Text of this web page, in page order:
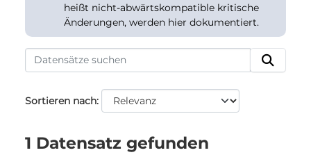
heißt nicht-abwärtskompatible kritische
Änderungen, werden hier dokumentiert.
Sortieren nach
1 Datensatz gefunden